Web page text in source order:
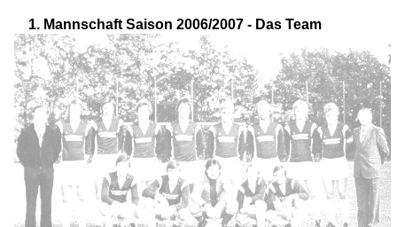
1. Mannschaft Saison 2006/2007 - Das Team